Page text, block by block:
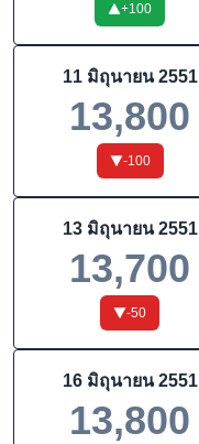
+100
11 มิถุนายน 2551
13,800
-100
13 มิถุนายน 2551
13,700
-50
16 มิถุนายน 2551
13,800